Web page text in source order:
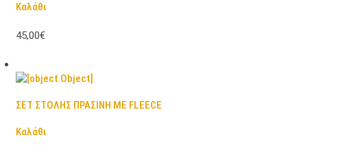
Καλάθι
45,00€
ΣΕΤ ΣΤΟΛΗΣ ΠΡΑΣΙΝΗ ΜΕ FLEECE
Καλάθι